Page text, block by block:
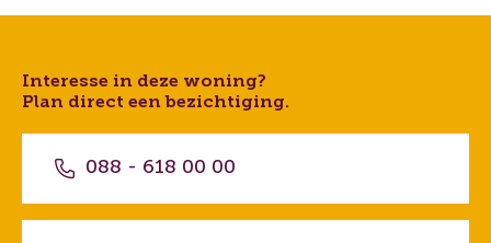
Interesse in deze woning?
Plan direct een bezichtiging.
088 - 618 00 00